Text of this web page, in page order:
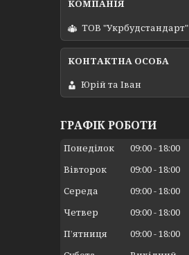
ТОВ "Укрбудстандарт"
Юрій та Іван
ГРАФІК РОБОТИ
Понеділок 09:00 18:00
Вівторок
09:00 18:00
Середа
09:00 18:00
Четвер
09:00 18:00
Пʼятниця
09:00 18:00